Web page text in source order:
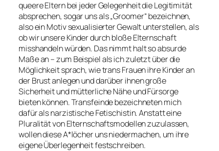
queere Eltern bei jeder Gelegenheit die Legitimität
absprechen, sogar uns als „Groomer“ bezeichnen,
also ein Motiv sexualisierter Gewalt unterstellen, als
ob wir unsere Kinder durch bloße Elternschaft
misshandeln würden. Das nimmt halt so absurde
Maße an – zum Beispiel als ich zuletzt über die
Möglichkeit sprach, wie trans Frauen ihre Kinder an
der Brust anlegen und darüber ihnen große
Sicherheit und mütterliche Nähe und Fürsorge
bieten können. Transfeinde bezeichneten mich
dafür als narzistische Fetischistin. Anstatt eine
Pluralität von Elternschaftsmodellen zuzulassen,
wollen diese A*löcher uns niedermachen, um ihre
eigene Überlegenheit festschreiben.